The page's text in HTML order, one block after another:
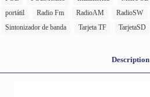
portátil
Radio Fm RadioAM RadioSW
Sintonizador de banda
Tarjeta TF TarjetaSD
Description